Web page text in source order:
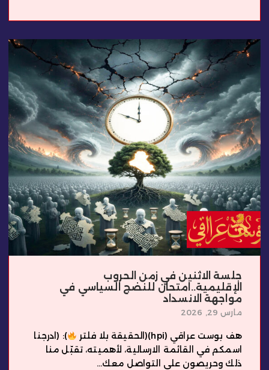
جلسة الاثنين في زمن الحروب
الإقليمية..امتحان للنضج السياسي في
مواجهة الانسداد
مارس 29, 2026
هف بوست عراقي (hpi)(الحقيقة بلا فلتر
): (ادرجنا
اسمكم في القائمة الارسالية، لأهميته، تقبّل منا
ذلك وحريصون على التواصل معك...